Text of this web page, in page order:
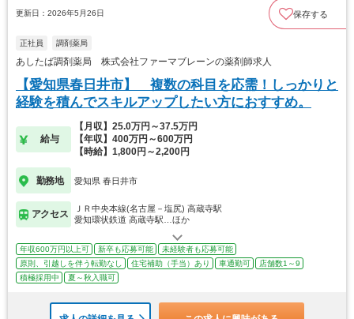
更新日：2026年5月26日 保存する
正社員 調剤薬局
あしたば調剤薬局 株式会社ファーマブレーンの薬剤師求人
【愛知県春日井市】 複数の科目を応需！しっかりと
経験を積んでスキルアップしたい方におすすめ。
給与
【月収】25.0万円～37.5万円
【年収】400万円～600万円
【時給】1,800円～2,200円
勤務地 愛知県 春日井市
アクセス
ＪＲ中央本線(名古屋－塩尻) 高蔵寺駅
愛知環状鉄道 高蔵寺駅…ほか
年収600万円以上可 新卒も応募可能
未経験者も応募可能
原則、引越しを伴う転勤なし
住宅補助（手当）あり 車通勤可
店舗数1～9
積極採用中
夏～秋入職可